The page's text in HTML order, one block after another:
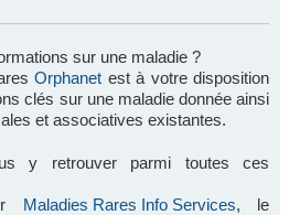
sur une maladie ?
Orphanet est à votre disposition
clés sur une maladie donnée ainsi
et associatives existantes.
y retrouver parmi toutes ces
Maladies Rares Info Services, le